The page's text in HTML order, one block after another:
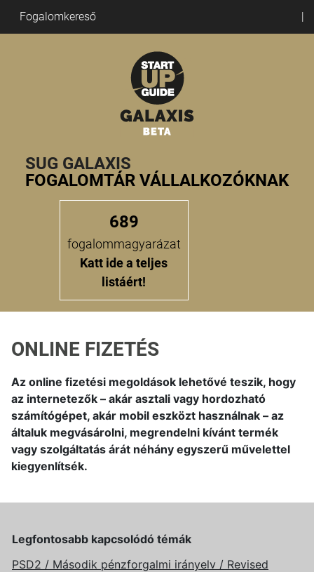
Fogalomkereső
SUG GALAXIS
FOGALOMTÁR VÁLLALKOZÓKNAK
689
fogalommagyarázat
Katt ide a teljes
listáért!
ONLINE FIZETÉS
Az online fizetési megoldások lehetővé teszik, hogy
az internetezők – akár asztali vagy hordozható
számítógépet, akár mobil eszközt használnak – az
általuk megvásárolni, megrendelni kívánt termék
vagy szolgáltatás árát néhány egyszerű művelettel
kiegyenlítsék.
Legfontosabb kapcsolódó témák
PSD2 / Második pénzforgalmi irányelv / Revised